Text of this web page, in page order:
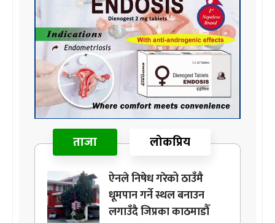
ताजा लोकप्रिय
ऐनले निषेध गरेको ठाउँमै
धूमपान गर्ने स्थल बनाउन
लगाउँदै जिप्रका काठमाडौँ